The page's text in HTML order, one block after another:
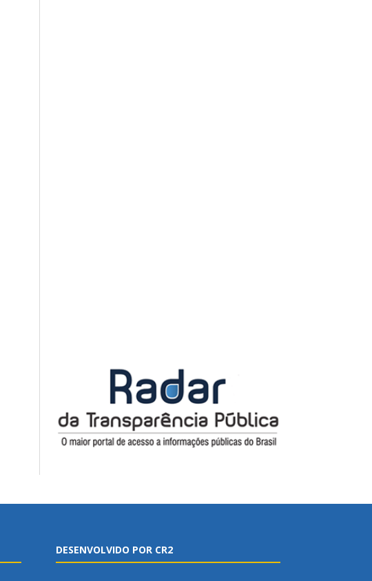
DESENVOLVIDO POR CR2